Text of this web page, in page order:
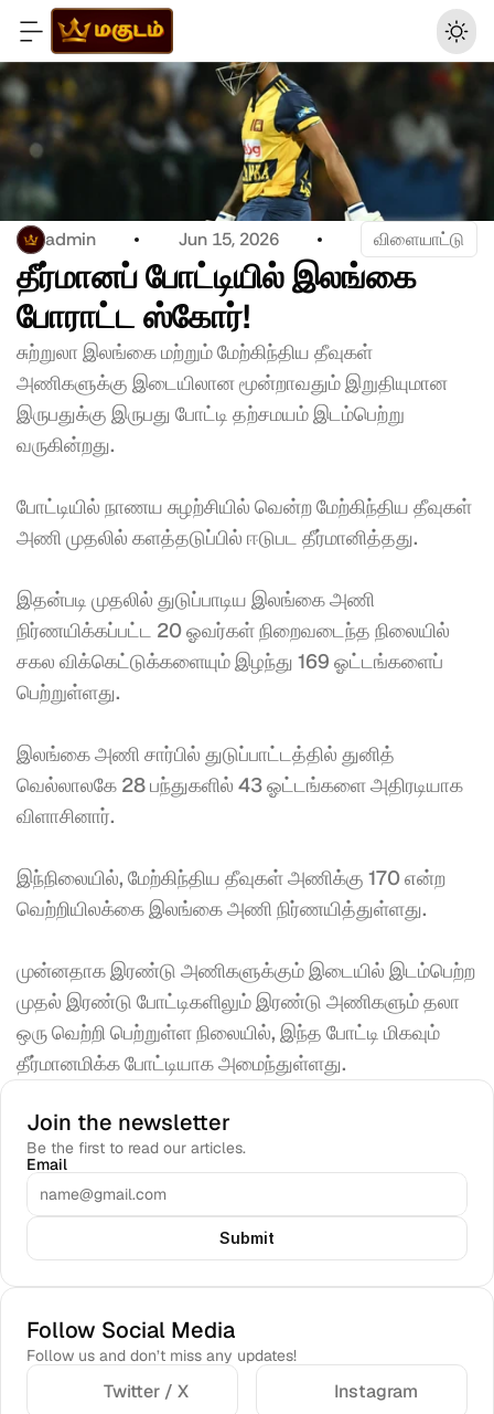
admin Jun 15, 2026 விளையாட்டு
தீர்மானப் போட்டியில் இலங்கை
போராட்ட ஸ்கோர்!
சுற்றுலா இலங்கை மற்றும் மேற்கிந்திய தீவுகள்
அணிகளுக்கு இடையிலான மூன்றாவதும் இறுதியுமான
இருபதுக்கு இருபது போட்டி தற்சமயம் இடம்பெற்று
வருகின்றது.
போட்டியில் நாணய சுழற்சியில் வென்ற மேற்கிந்திய தீவுகள்
அணி முதலில் களத்தடுப்பில் ஈடுபட தீர்மானித்தது.
இதன்படி முதலில் துடுப்பாடிய இலங்கை அணி
நிர்ணயிக்கப்பட்ட 20 ஓவர்கள் நிறைவடைந்த நிலையில்
சகல விக்கெட்டுக்களையும் இழந்து 169 ஓட்டங்களைப்
பெற்றுள்ளது.
இலங்கை அணி சார்பில் துடுப்பாட்டத்தில் துனித்
வெல்லாலகே 28 பந்துகளில் 43 ஓட்டங்களை அதிரடியாக
விளாசினார்.
இந்நிலையில், மேற்கிந்திய தீவுகள் அணிக்கு 170 என்ற
வெற்றியிலக்கை இலங்கை அணி நிர்ணயித்துள்ளது.
முன்னதாக இரண்டு அணிகளுக்கும் இடையில் இடம்பெற்ற
முதல் இரண்டு போட்டிகளிலும் இரண்டு அணிகளும் தலா
ஒரு வெற்றி பெற்றுள்ள நிலையில், இந்த போட்டி மிகவும்
தீர்மானமிக்க போட்டியாக அமைந்துள்ளது.
Join the newsletter
Be the first to read our articles.
Email
Submit
Follow Social Media
Follow us and don’t miss any updates!
Twitter / X Instagram